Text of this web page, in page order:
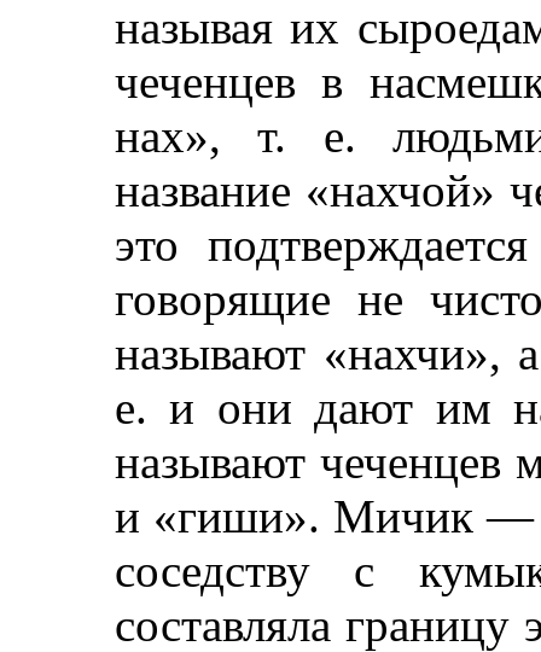
называя их
чеченцев в
нах», т. е.
название «нахчой»
это
говорящие не
называют «нахчи»,
е. и они дают им
называют чеченцев
и «гиши». Мичик —
соседству с
составляла